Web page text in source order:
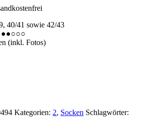
40/41 sowie 42/43
●●○○○
(inkl. Fotos)
Kategorien: 2, Socken Schlagwörter: